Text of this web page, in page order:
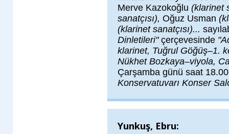
Merve Kazokoğlu (klarinet
sanatçısı), Oğuz Usman
(klarinet sanatçısı)...
Dinletileri"çerçevesinde
klarinet, Tuğrul Göğüş–1.
Nükhet Bozkaya–viyola,
Çarşamba günü saat
Konservatuvarı Konser
Yunkuş, Ebru: